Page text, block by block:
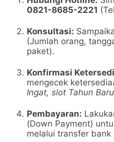
0821-8685-2221
Konsultasi:
(Jumlah orang,
paket).
Konfirmasi
mengecek
Ingat, slot Tahun
Pembayaran:
(Down Payment)
melalui transfer bank